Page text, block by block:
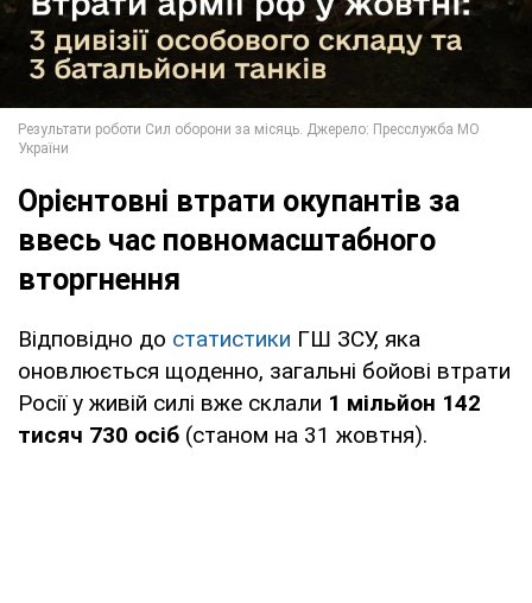
Орієнтовні втрати окупантів за
ввесь час повномасштабного
вторгнення
Відповідно до статистики ГШ ЗСУ, яка
оновлюється щоденно, загальні бойові втрати
Росії у живій силі вже склали 1 мільйон 142
тисяч 730 осіб (станом на 31 жовтня).